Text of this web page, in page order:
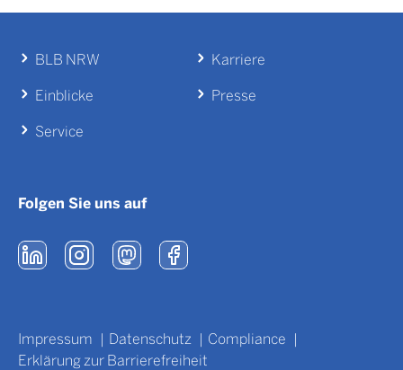
BLB NRW
Einblicke
Service
Karriere
Presse
Folgen Sie uns auf
Impressum Datenschutz
Compliance
Erklärung zur Barrierefreiheit